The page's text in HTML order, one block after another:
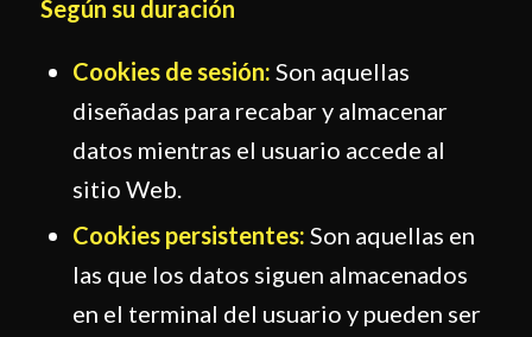
Según su duración
Cookies de sesión: Son aquellas
diseñadas para recabar y almacenar
datos mientras el usuario accede al
sitio Web.
Cookies persistentes: Son aquellas en
las que los datos siguen almacenados
en el terminal del usuario y pueden ser